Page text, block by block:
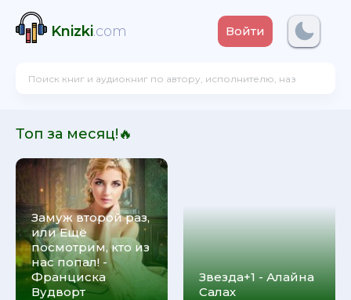
Knizki.com Войти
Топ за месяц!🔥
Замуж второй раз,
или Ещё
посмотрим, кто из
нас попал! -
Франциска
Вудворт
Звезда+1 - Алайна
Салах